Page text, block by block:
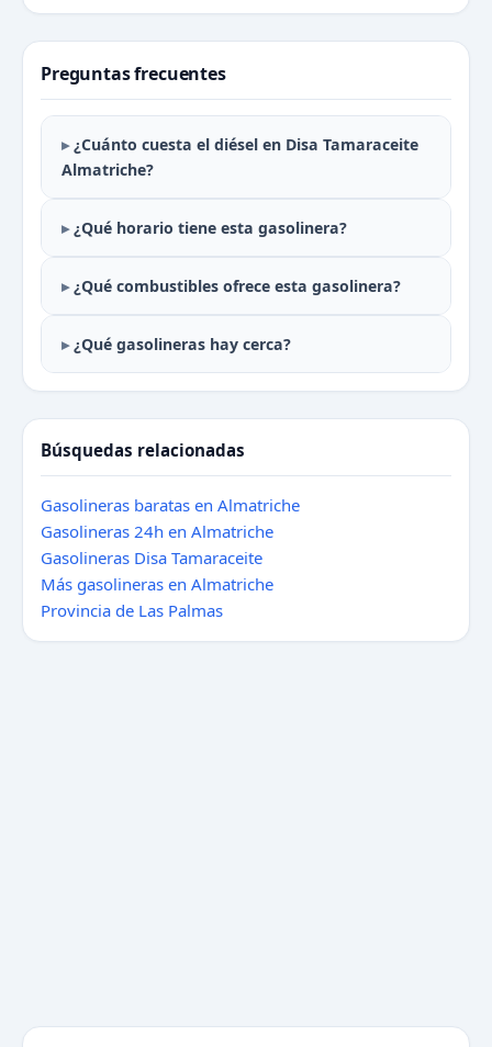
Preguntas frecuentes
¿Cuánto cuesta el diésel en Disa Tamaraceite
Almatriche?
¿Qué horario tiene esta gasolinera?
¿Qué combustibles ofrece esta gasolinera?
¿Qué gasolineras hay cerca?
Búsquedas relacionadas
Gasolineras baratas en Almatriche
Gasolineras 24h en Almatriche
Gasolineras Disa Tamaraceite
Más gasolineras en Almatriche
Provincia de Las Palmas